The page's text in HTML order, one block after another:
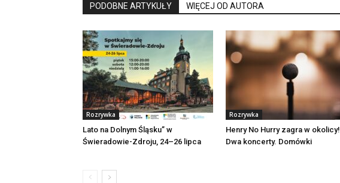
PODOBNE ARTYKUŁY WIĘCEJ OD AUTORA
Rozrywka
Lato na Dolnym Śląsku” w
Świeradowie-Zdroju, 24–26 lipca
Rozrywka
Henry No Hurry zagra w okolicy!
Dwa koncerty. Domówki